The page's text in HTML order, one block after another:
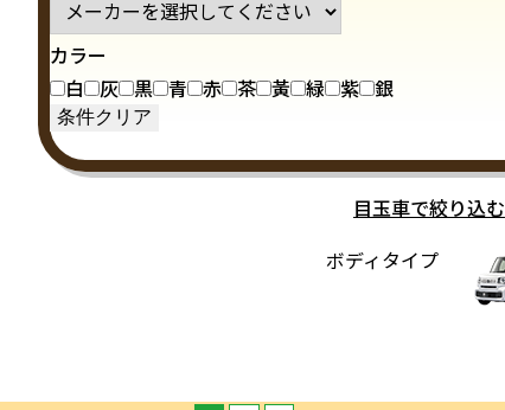
カラー
白
灰 黒 青 赤 茶 黃 緑 紫 銀
目玉車で絞り込む
ボディタイプ